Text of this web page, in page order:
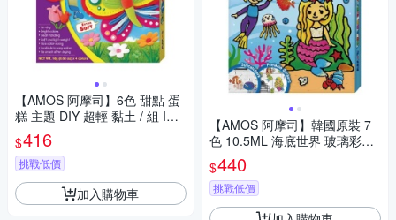
【AMOS 阿摩司】6色 甜點 蛋
糕 主題 DIY 超輕 黏土 / 組 IC6
BK
$416
挑戰低價
加入購物車
【AMOS 阿摩司】韓國原裝 7
色 10.5ML 海底世界 玻璃彩繪
創意組合 / 組 GD10P7-US
$440
挑戰低價